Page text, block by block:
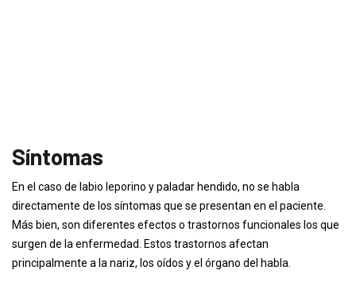
Síntomas
En el caso de labio leporino y paladar hendido, no se habla
directamente de los síntomas que se presentan en el paciente.
Más bien, son diferentes efectos o trastornos funcionales los que
surgen de la enfermedad. Estos trastornos afectan
principalmente a la nariz, los oídos y el órgano del habla.